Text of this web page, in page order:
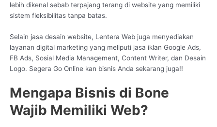
lebih dikenal sebab terpajang terang di website yang memiliki
sistem fleksibilitas tanpa batas.
Selain jasa desain website, Lentera Web juga menyediakan
layanan digital marketing yang meliputi jasa iklan Google Ads,
FB Ads, Sosial Media Management, Content Writer, dan Desain
Logo. Segera Go Online kan bisnis Anda sekarang juga!!
Mengapa Bisnis di Bone
Wajib Memiliki Web?